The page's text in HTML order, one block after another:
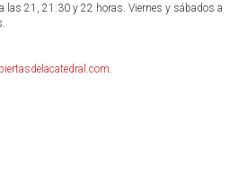
las 21, 21:30 y 22 horas. Viernes y sábados a
.